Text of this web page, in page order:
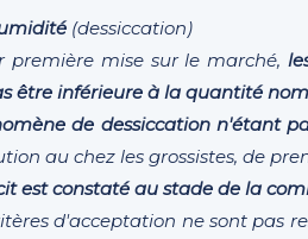
(dessiccation)
mise sur le marché,
être inférieure à la quantité
de dessiccation n'étant
au chez les grossistes, de
est constaté au stade de la
d'acceptation ne sont pas